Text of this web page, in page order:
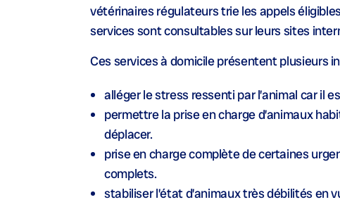
vétérinaires régulateurs trie les appels
services sont consultables sur leurs sites
Ces services à domicile présentent plusieurs
alléger le stress ressenti par l’animal car il
permettre la prise en charge d’animaux
déplacer.
prise en charge complète de certaines
complets.
stabiliser l’état d’animaux très débilités en